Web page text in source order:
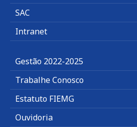
SAC
Intranet
Gestão 2022-2025
Trabalhe Conosco
Estatuto FIEMG
Ouvidoria